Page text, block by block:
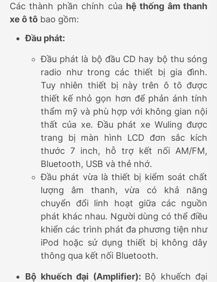
Các thành phần chính của hệ thống âm thanh
xe ô tô bao gồm:
Đầu phát:
Đầu phát là bộ đầu CD hay bộ thu sóng
radio như trong các thiết bị gia đình.
Tuy nhiên thiết bị này trên ô tô được
thiết kế nhỏ gọn hơn để phản ánh tính
thẩm mỹ và phù hợp với không gian nội
thất của xe. Đầu phát xe Wuling được
trang bị màn hình LCD đơn sắc kích
thước 7 inch, hỗ trợ kết nối AM/FM,
Bluetooth, USB và thẻ nhớ.
Đầu phát vừa là thiết bị kiểm soát chất
lượng âm thanh, vừa có khả năng
chuyển đổi linh hoạt giữa các nguồn
phát khác nhau. Người dùng có thể điều
khiển các trình phát đa phương tiện như
iPod hoặc sử dụng thiết bị không dây
thông qua kết nối Bluetooth.
Bộ khuếch đại (Amplifier): Bộ khuếch đại